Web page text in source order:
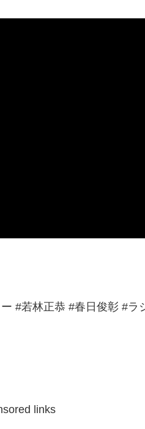
#若林正恭 #春日俊彰 #ラ
links